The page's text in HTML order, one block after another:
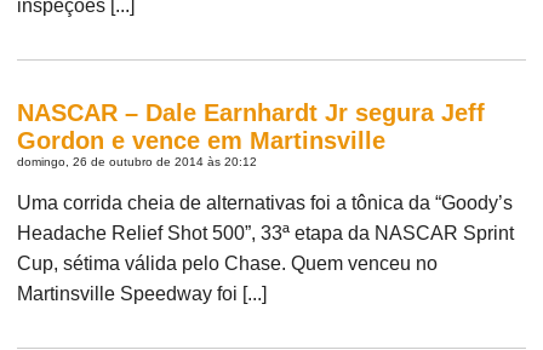
inspeções [...]
NASCAR – Dale Earnhardt Jr segura Jeff
Gordon e vence em Martinsville
domingo, 26 de outubro de 2014 às 20:12
Uma corrida cheia de alternativas foi a tônica da “Goody’s
Headache Relief Shot 500”, 33ª etapa da NASCAR Sprint
Cup, sétima válida pelo Chase. Quem venceu no
Martinsville Speedway foi [...]